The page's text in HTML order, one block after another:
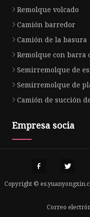
Remolque volcado
Camión barredor
Camión de la basura
Remolque con barra
Semirremolque de
Semirremolque de
Camión de succión
Empresa socia
Copyright ©
Correo